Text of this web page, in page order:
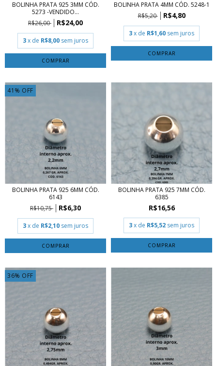
BOLINHA PRATA 925 3MM CÓD.
5273 -VENDIDO...
R$26,00
R$24,00
3x de R$8,00 sem juros
COMPRAR
BOLINHA PRATA 4MM CÓD. 5248-1
R$5,20
R$4,80
3x de R$1,60 sem juros
COMPRAR
41 % OFF
BOLINHA PRATA 925 6MM CÓD.
6143
R$10,75
R$6,30
3x de R$2,10 sem juros
COMPRAR
BOLINHA PRATA 925 7MM CÓD.
6385
R$16,56
3x de R$5,52 sem juros
COMPRAR
36% OFF